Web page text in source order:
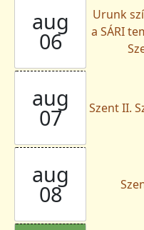
aug
06
Urunk
a SÁRI
aug
07 Szent II.
aug
08